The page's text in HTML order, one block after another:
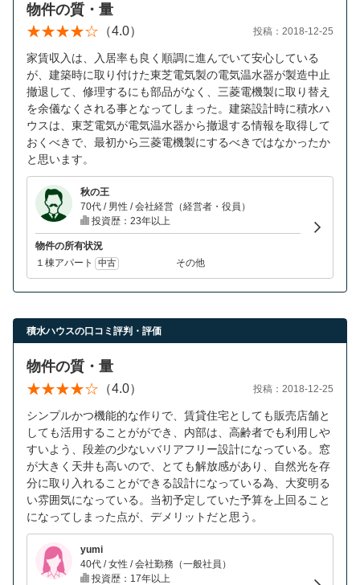
物件の質・量
（4.0） 投稿：2018-12-25
家賃収入は、入居率も良く順調に進んでいて安心している
が、建築時に取り付けた東芝電気製の電気温水器が製造中止
撤退して、修理するにも部品がなく、三菱電機製に取り替え
を余儀なくされる事となってしまった。建築設計時に積水ハ
ウスは、東芝電気が電気温水器から撤退する情報を取得して
おくべきで、最初から三菱電機製にするべきではなかったか
と思います。
秋の王
70代 / 男性 / 会社経営（経営者・役員）
投資歴：23年以上
物件の所有状況
１棟アパート
中古 その他
積水ハウスの口コミ評判・評価
物件の質・量
（4.0） 投稿：2018-12-25
シンプルかつ機能的な作りで、賃貸住宅としても販売店舗と
しても活用することがができ、内部は、高齢者でも利用しや
すいよう、段差の少ないバリアフリー設計になっている。窓
が大きく天井も高いので、とても解放感があり、自然光を存
分に取り入れることができる設計になっている為、大変明る
い雰囲気になっている。当初予定していた予算を上回ること
になってしまった点が、デメリットだと思う。
yumi
40代 / 女性 / 会社勤務（一般社員）
投資歴：17年以上